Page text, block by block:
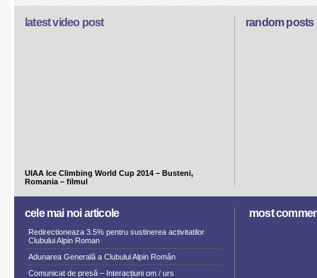
random posts
latest video post
UIAA Ice Climbing World Cup 2014 – Busteni,
Romania – filmul
cele mai noi articole
Redirectioneaza 3.5% pentru sustinerea activitatilor
Clubului Alpin Roman
Adunarea Generală a Clubului Alpin Român
Comunicat de presă – Interacțiuni om / urs
most